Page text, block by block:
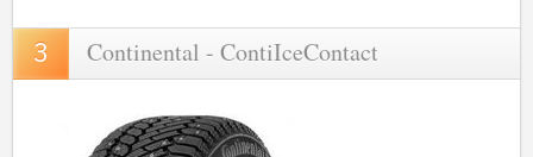
Continental - ContiIceContact